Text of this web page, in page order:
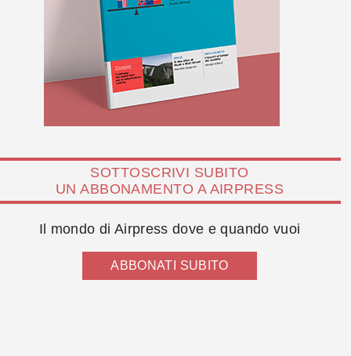
SOTTOSCRIVI SUBITO
UN ABBONAMENTO A AIRPRESS
Il mondo di Airpress dove e quando vuoi
ABBONATI SUBITO